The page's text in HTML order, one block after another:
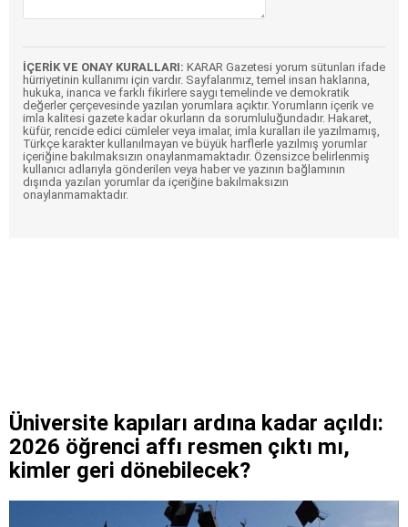
İÇERİK VE ONAY KURALLARI: KARAR Gazetesi yorum sütunları ifade
hürriyetinin kullanımı için vardır. Sayfalarımız, temel insan haklarına,
hukuka, inanca ve farklı fikirlere saygı temelinde ve demokratik
değerler çerçevesinde yazılan yorumlara açıktır. Yorumların içerik ve
imla kalitesi gazete kadar okurların da sorumluluğundadır. Hakaret,
küfür, rencide edici cümleler veya imalar, imla kuralları ile yazılmamış,
Türkçe karakter kullanılmayan ve büyük harflerle yazılmış yorumlar
içeriğine bakılmaksızın onaylanmamaktadır. Özensizce belirlenmiş
kullanıcı adlarıyla gönderilen veya haber ve yazının bağlamının
dışında yazılan yorumlar da içeriğine bakılmaksızın
onaylanmamaktadır.
Üniversite kapıları ardına kadar açıldı:
2026 öğrenci affı resmen çıktı mı,
kimler geri dönebilecek?